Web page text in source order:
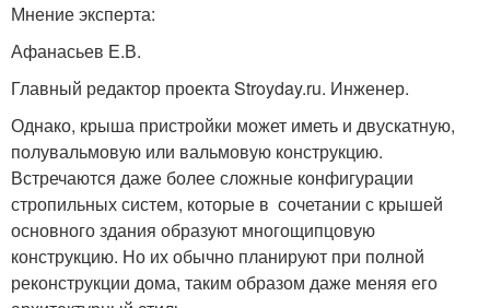
Мнение эксперта:
Афанасьев Е.В.
Главный редактор проекта Stroyday.ru. Инженер.
Однако, крыша пристройки может иметь и двускатную,
полувальмовую или вальмовую конструкцию.
Встречаются даже более сложные конфигурации
стропильных систем, которые в сочетании с крышей
основного здания образуют многощипцовую
конструкцию. Но их обычно планируют при полной
реконструкции дома, таким образом даже меняя его